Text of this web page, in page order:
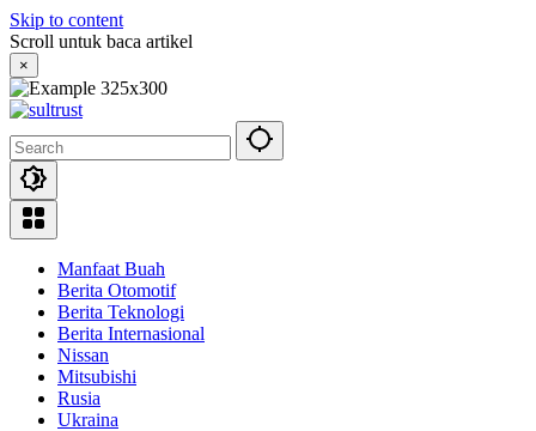
Skip to content
Scroll untuk baca artikel
×
Manfaat Buah
Berita Otomotif
Berita Teknologi
Berita Internasional
Nissan
Mitsubishi
Rusia
Ukraina